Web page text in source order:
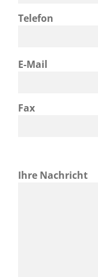
Telefon
E-Mail
Fax
Ihre Nachricht